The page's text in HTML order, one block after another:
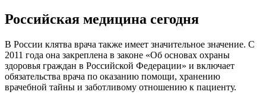
Российская медицина сегодня
В России клятва врача также имеет значительное значение. С
2011 года она закреплена в законе «Об основах охраны
здоровья граждан в Российской Федерации» и включает
обязательства врача по оказанию помощи, хранению
врачебной тайны и заботливому отношению к пациенту.